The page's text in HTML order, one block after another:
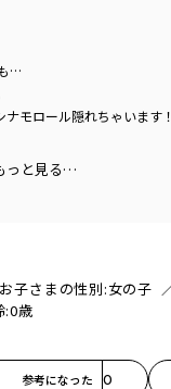
…
モロール隠れちゃいます！
っと見る…
お子さまの性別:女の子
:0歳
参考になった 0